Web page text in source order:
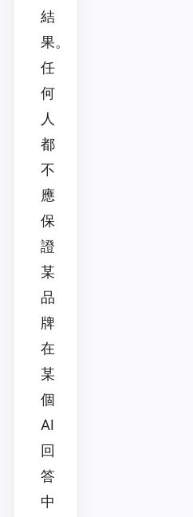
結
果。
任
何
人
都
不
應
保
證
某
品
牌
在
某
個
AI
回
答
中